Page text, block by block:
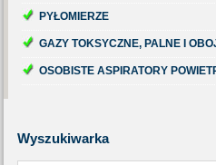
PYŁOMIERZE
GAZY TOKSYCZNE, PALNE I
OSOBISTE ASPIRATORY
Wyszukiwarka